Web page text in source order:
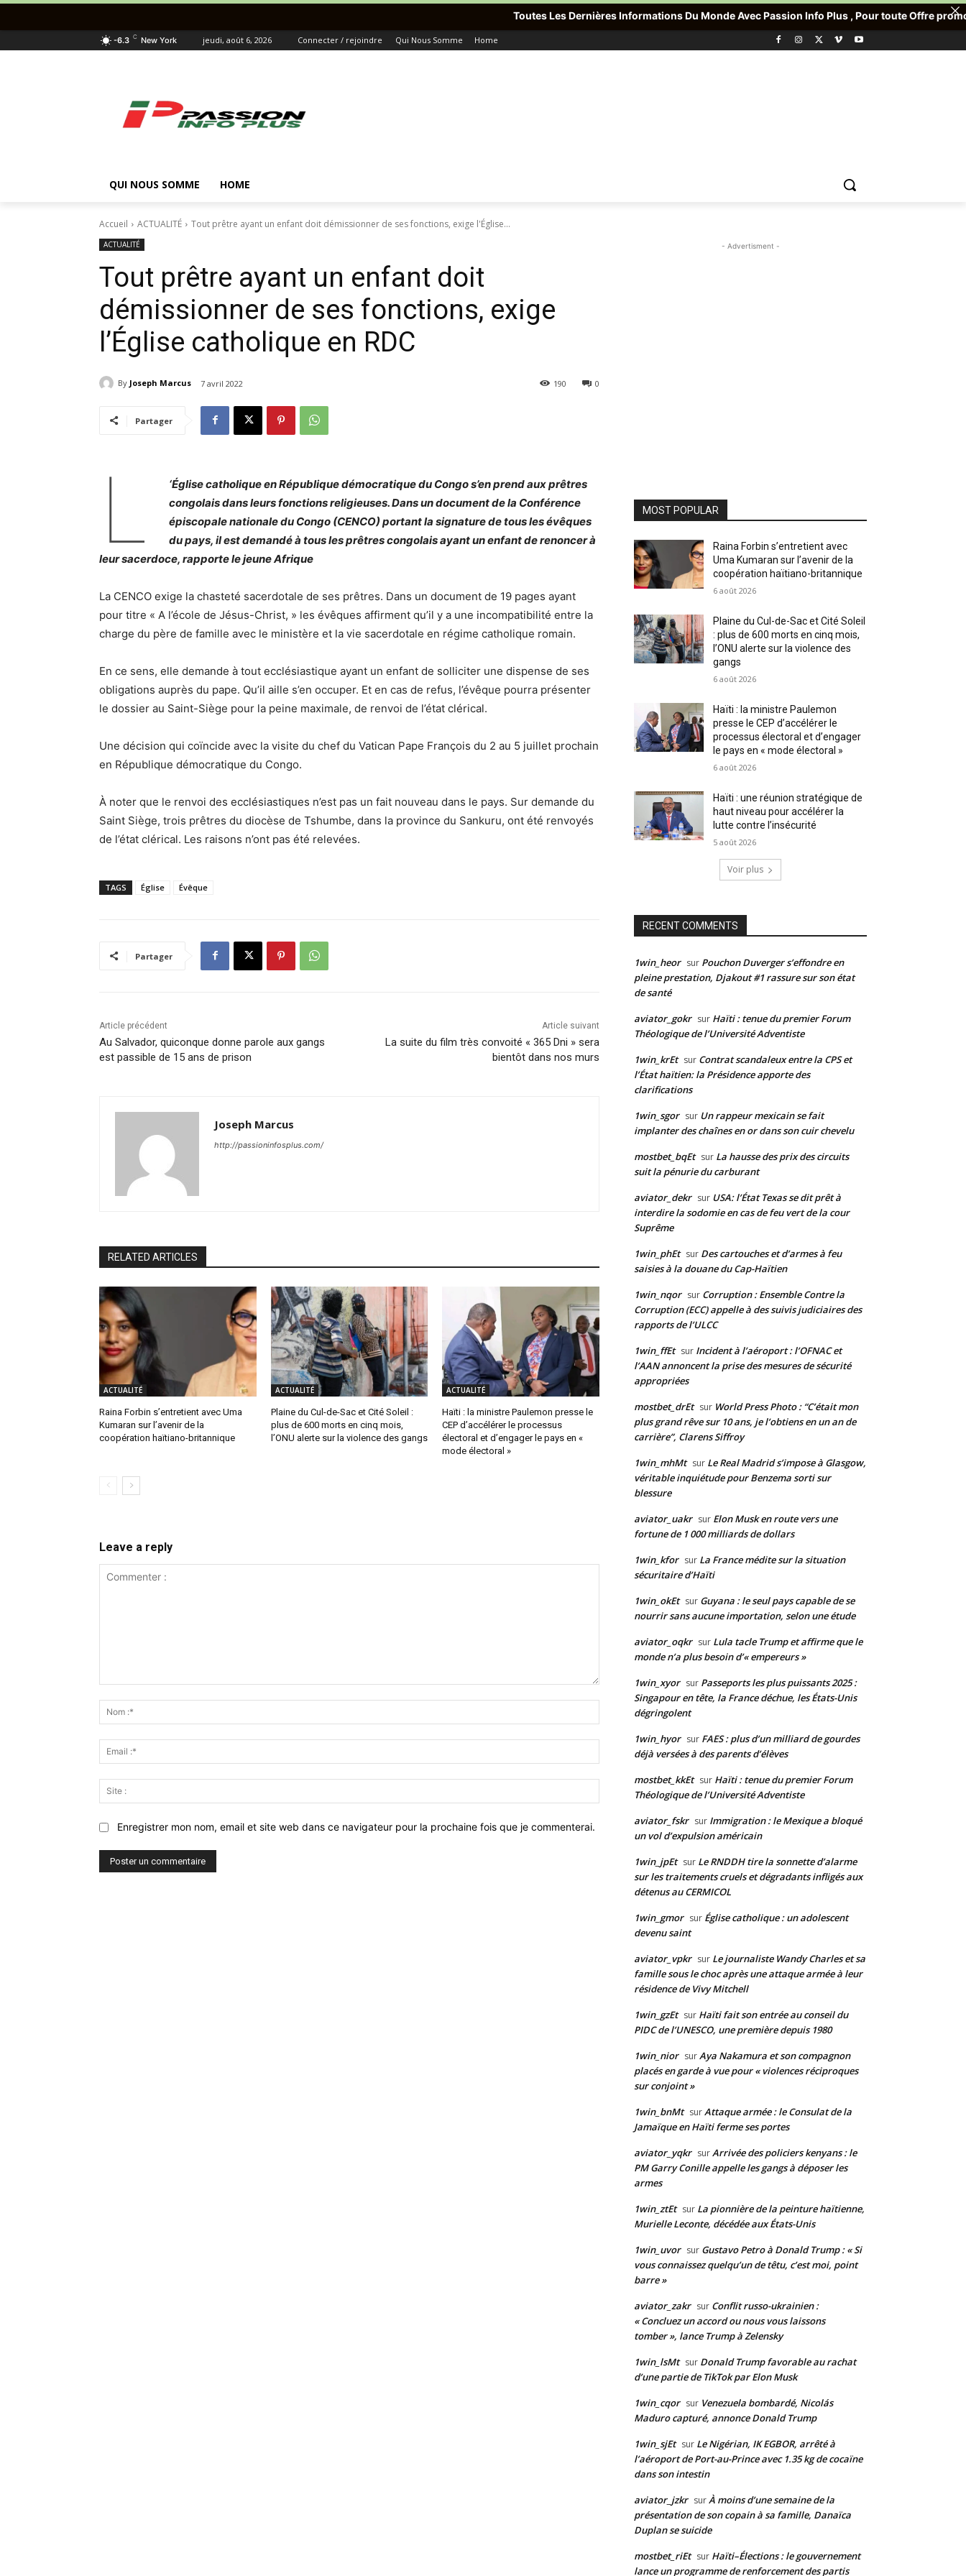
-6.3 C New York jeudi, août 6, 2026 Connecter / rejoindre Qui Nous Somme Home
QUI NOUS SOMME HOME
Accueil ACTUALITÉ Tout prêtre ayant un enfant doit démissionner de ses fonctions, exige l'Église...
ACTUALITÉ
Tout prêtre ayant un enfant doit
démissionner de ses fonctions, exige
l’Église catholique en RDC
By Joseph Marcus 7 avril 2022 0
190
Partager
L
‘Église catholique en République démocratique du Congo s’en prend aux prêtres
congolais dans leurs fonctions religieuses. Dans un document de la Conférence
épiscopale nationale du Congo (CENCO) portant la signature de tous les évêques
du pays, il est demandé à tous les prêtres congolais ayant un enfant de renoncer à
leur sacerdoce, rapporte le jeune Afrique
La CENCO exige la chasteté sacerdotale de ses prêtres. Dans un document de 19 pages ayant
pour titre « A l’école de Jésus-Christ, » les évêques affirment qu’il y a une incompatibilité entre la
charge du père de famille avec le ministère et la vie sacerdotale en régime catholique romain.
En ce sens, elle demande à tout ecclésiastique ayant un enfant de solliciter une dispense de ses
obligations auprès du pape. Qu’il aille s’en occuper. Et en cas de refus, l’évêque pourra présenter
le dossier au Saint-Siège pour la peine maximale, de renvoi de l’état clérical.
Une décision qui coïncide avec la visite du chef du Vatican Pape François du 2 au 5 juillet prochain
en République démocratique du Congo.
À noter que le renvoi des ecclésiastiques n’est pas un fait nouveau dans le pays. Sur demande du
Saint Siège, trois prêtres du diocèse de Tshumbe, dans la province du Sankuru, ont été renvoyés
de l’état clérical. Les raisons n’ont pas été relevées.
TAGS Église Évêque
Partager
Article précédent
Au Salvador, quiconque donne parole aux gangs
est passible de 15 ans de prison
Article suivant
La suite du film très convoité « 365 Dni » sera
bientôt dans nos murs
Joseph Marcus
http://passioninfosplus.com/
RELATED ARTICLES
ACTUALITÉ
Raina Forbin s’entretient avec Uma
Kumaran sur l’avenir de la
coopération haïtiano-britannique
ACTUALITÉ
Plaine du Cul-de-Sac et Cité Soleil :
plus de 600 morts en cinq mois,
l’ONU alerte sur la violence des gangs
ACTUALITÉ
Haïti : la ministre Paulemon presse le
CEP d’accélérer le processus
électoral et d’engager le pays en «
mode électoral »
Leave a reply
:*
:*
:
Enregistrer mon nom, email et site web dans ce navigateur pour la prochaine fois que je commenterai.
- Advertisment -
MOST POPULAR
Raina Forbin s’entretient avec
Uma Kumaran sur l’avenir de la
coopération haïtiano-britannique
6 août 2026
Plaine du Cul-de-Sac et Cité Soleil
: plus de 600 morts en cinq mois,
l’ONU alerte sur la violence des
gangs
6 août 2026
Haïti : la ministre Paulemon
presse le CEP d’accélérer le
processus électoral et d’engager
le pays en « mode électoral »
6 août 2026
Haïti : une réunion stratégique de
haut niveau pour accélérer la
lutte contre l’insécurité
5 août 2026
Voir plus
RECENT COMMENTS
1win_heor sur Pouchon Duverger s’effondre en
pleine prestation, Djakout #1 rassure sur son état
de santé
aviator_gokr sur Haïti : tenue du premier Forum
Théologique de l’Université Adventiste
1win_krEt sur Contrat scandaleux entre la CPS et
l’État haïtien: la Présidence apporte des
clarifications
1win_sgor sur Un rappeur mexicain se fait
implanter des chaînes en or dans son cuir chevelu
mostbet_bqEt sur La hausse des prix des circuits
suit la pénurie du carburant
aviator_dekr sur USA: l’État Texas se dit prêt à
interdire la sodomie en cas de feu vert de la cour
Suprême
1win_phEt sur Des cartouches et d’armes à feu
saisies à la douane du Cap-Haïtien
1win_nqor sur Corruption : Ensemble Contre la
Corruption (ECC) appelle à des suivis judiciaires des
rapports de l’ULCC
1win_ffEt sur Incident à l’aéroport : l’OFNAC et
l’AAN annoncent la prise des mesures de sécurité
appropriées
mostbet_drEt sur World Press Photo : “C’était mon
plus grand rêve sur 10 ans, je l’obtiens en un an de
carrière”, Clarens Siffroy
1win_mhMt sur Le Real Madrid s’impose à Glasgow,
véritable inquiétude pour Benzema sorti sur
blessure
aviator_uakr sur Elon Musk en route vers une
fortune de 1 000 milliards de dollars
1win_kfor sur La France médite sur la situation
sécuritaire d’Haïti
1win_okEt sur Guyana : le seul pays capable de se
nourrir sans aucune importation, selon une étude
aviator_oqkr sur Lula tacle Trump et affirme que le
monde n’a plus besoin d’« empereurs »
1win_xyor sur Passeports les plus puissants 2025 :
Singapour en tête, la France déchue, les États-Unis
dégringolent
1win_hyor sur FAES : plus d’un milliard de gourdes
déjà versées à des parents d’élèves
mostbet_kkEt sur Haïti : tenue du premier Forum
Théologique de l’Université Adventiste
aviator_fskr sur Immigration : le Mexique a bloqué
un vol d’expulsion américain
1win_jpEt sur Le RNDDH tire la sonnette d’alarme
sur les traitements cruels et dégradants infligés aux
détenus au CERMICOL
1win_gmor sur Église catholique : un adolescent
devenu saint
aviator_vpkr sur Le journaliste Wandy Charles et sa
famille sous le choc après une attaque armée à leur
résidence de Vivy Mitchell
1win_gzEt sur Haïti fait son entrée au conseil du
PIDC de l’UNESCO, une première depuis 1980
1win_nior surAya Nakamura et son compagnon
placés en garde à vue pour « violences réciproques
sur conjoint »
1win_bnMt surAttaque armée : le Consulat de la
Jamaïque en Haïti ferme ses portes
aviator_yqkr surArrivée des policiers kenyans : le
PM Garry Conille appelle les gangs à déposer les
armes
1win_ztEt sur La pionnière de la peinture haïtienne,
Murielle Leconte, décédée aux États-Unis
1win_uvor sur Gustavo Petro à Donald Trump : « Si
vous connaissez quelqu’un de têtu, c’est moi, point
barre »
aviator_zakr sur Conflit russo-ukrainien :
« Concluez un accord ou nous vous laissons
tomber », lance Trump à Zelensky
1win_lsMt sur Donald Trump favorable au rachat
d’une partie de TikTok par Elon Musk
1win_cqor sur Venezuela bombardé, Nicolás
Maduro capturé, annonce Donald Trump
1win_sjEt sur Le Nigérian, IK EGBOR, arrêté à
l’aéroport de Port-au-Prince avec 1.35 kg de cocaïne
dans son intestin
aviator_jzkr surÀ moins d’une semaine de la
présentation de son copain à sa famille, Danaïca
Duplan se suicide
mostbet_riEt sur Haïti–Élections : le gouvernement
lance un programme de renforcement des partis
Toutes Les Dernières Informations Du Monde Avec Passion Info Plus , Pour toute Offre promotionnelle